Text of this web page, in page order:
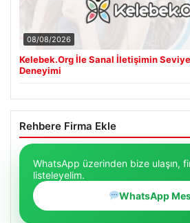
08/08/2026
Kelebek.Org İle Sanal İletişimin
Deneyimi
Rehbere Firma Ekle
WhatsApp üzerinden bize ulaşın,
listeleyelim.
WhatsApp